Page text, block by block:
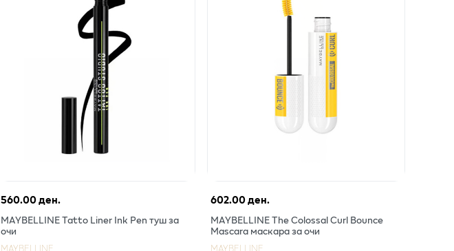
560.00 ден.
MAYBELLINE Tatto Liner Ink Pen туш за
очи
MAYBELLINE
602.00 ден.
MAYBELLINE The Colossal Curl Bounce
Mascara маскара за очи
MAYBELLINE